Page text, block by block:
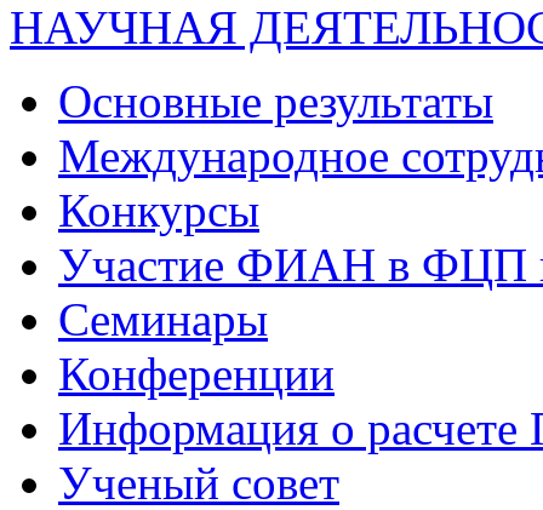
НАУЧНАЯ
Основные результаты
Международное
Конкурсы
Участие ФИАН в ФЦП
Семинары
Конференции
Информация о
Ученый совет